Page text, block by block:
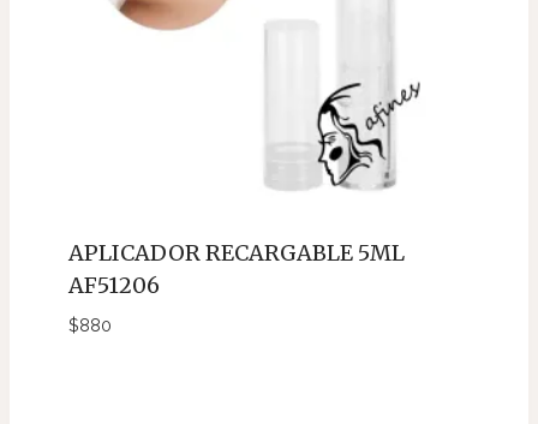
APLICADOR RECARGABLE 5ML
AF51206
$880